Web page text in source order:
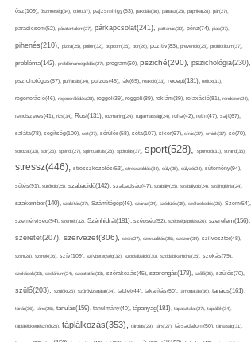
ősz(109), őszinteség(34), ötlet(37), pajzsmirigy(53), pakolás(30), panasz(25), paprika(28), pár(27),
paradicsom(52), páratartalom(27), párkapcsolat(241), pattanás(30), pénz(74), piac(27),
pihenés(210), pizza(25), pollen(32), popcorn(35), por(26), pozitív(83), prevenció(25), probiotikum(37),
probléma(142), problémamegoldás(27), program(60), psziché(290), pszichológia(230),
pszichológus(67), puffadás(34), pulzus(45), rák(69), reakció(33), recept(131), reflux(31),
regeneráció(46), regenerálódás(28), reggel(39), reggeli(89), reklám(39), relaxáció(81), rendszer(24),
rendszeres(41), rizs(34), Rost(131), rozmaring(24), rugalmasság(24), ruha(42), rutin(47), sajt(67),
saláta(78), segítség(100), sejt(27), sérülés(58), séta(107), siker(67), sírás(27), smink(37), só(70),
sorozat(33), sör(26), spenót(27), spiritualitás(28), spórolás(37), sport(528), sportoló(31), strand(35),
stressz(446), stresszkezelés(53), stresszoldás(34), súly(25), súlyzó(24), sütemény(94),
sütés(91), sütőtök(25), szabadidő(142), szabadság(47), szabály(25), szabályok(24), szájhigiénia(24),
szakember(140), szakítás(27), Számítógép(46), száraz(24), szédülés(35), székrekedés(25), Szem(54),
személyiség(94), szemét(32), Szénhidrát(181), szépség(52), szépségápolás(26), szerelem(156),
szeretet(207), szervezet(306), szex(27), szexualitás(25), szezon(34), szilveszter(48),
szín(28), színek(36), szív(109), szívbetegség(32), szocializáció(30), szódabikarbóna(35), szokás(79),
szokások(33), szolárium(24), szoptatás(33), szórakozás(45), szorongás(178), szőlő(25), szülés(70),
szülő(203), szülők(25), szűrővizsgálat(34), tablet(44), takarítás(50), támogatás(36), tanács(161),
tanár(36), tánc(26), tanulás(159), tanulmány(40), tápanyag(181), tapasztalat(27), táplálék(34),
táplálékkiegészítő(25), táplálkozás(353), tárolás(29), társ(27), társadalom(50), társaság(31),